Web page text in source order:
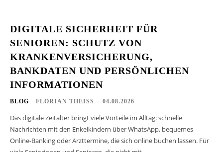
DIGITALE SICHERHEIT FÜR
SENIOREN: SCHUTZ VON
KRANKENVERSICHERUNG,
BANKDATEN UND PERSÖNLICHEN
INFORMATIONEN
BLOG FLORIAN THEISS - 04.08.2026
Das digitale Zeitalter bringt viele Vorteile im Alltag: schnelle
Nachrichten mit den Enkelkindern über WhatsApp, bequemes
Online-Banking oder Arzttermine, die sich online buchen lassen. Für